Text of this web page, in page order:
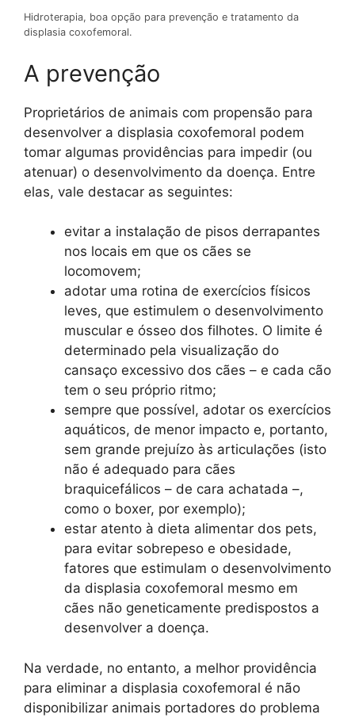
Hidroterapia, boa opção para prevenção e tratamento da
displasia coxofemoral.
A prevenção
Proprietários de animais com propensão para
desenvolver a displasia coxofemoral podem
tomar algumas providências para impedir (ou
atenuar) o desenvolvimento da doença. Entre
elas, vale destacar as seguintes:
evitar a instalação de pisos derrapantes
nos locais em que os cães se
locomovem;
adotar uma rotina de exercícios físicos
leves, que estimulem o desenvolvimento
muscular e ósseo dos filhotes. O limite é
determinado pela visualização do
cansaço excessivo dos cães – e cada cão
tem o seu próprio ritmo;
sempre que possível, adotar os exercícios
aquáticos, de menor impacto e, portanto,
sem grande prejuízo às articulações (isto
não é adequado para cães
braquicefálicos – de cara achatada –,
como o boxer, por exemplo);
estar atento à dieta alimentar dos pets,
para evitar sobrepeso e obesidade,
fatores que estimulam o desenvolvimento
da displasia coxofemoral mesmo em
cães não geneticamente predispostos a
desenvolver a doença.
Na verdade, no entanto, a melhor providência
para eliminar a displasia coxofemoral é não
disponibilizar animais portadores do problema